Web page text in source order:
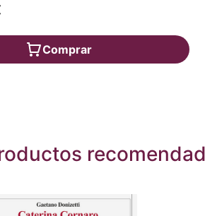
Comprar